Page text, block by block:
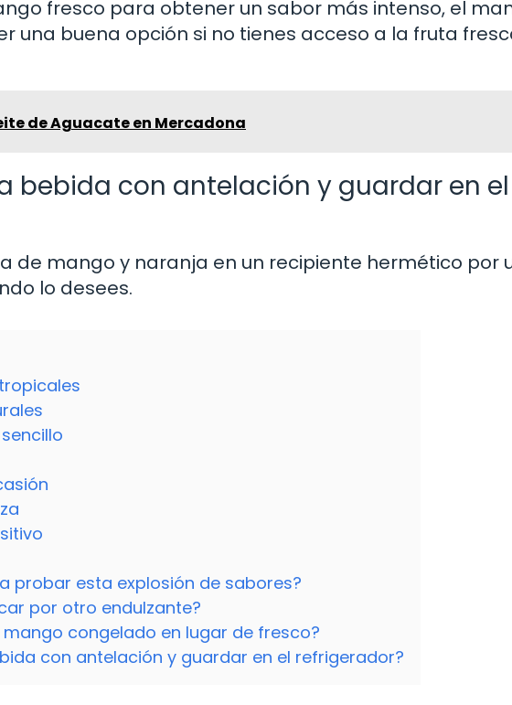
fresco para obtener un sabor más intenso, el
una buena opción si no tienes acceso a la fruta
de Aguacate en Mercadona
bebida con antelación y guardar en el
de mango y naranja en un recipiente hermético por
lo desees.
probar esta explosión de sabores?
por otro endulzante?
congelado en lugar de fresco?
con antelación y guardar en el refrigerador?